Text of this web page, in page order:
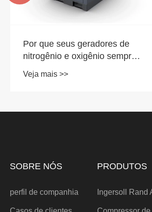
Por que seus geradores de
nitrogênio e oxigênio sempre
quebram quando você mais
precisa deles?
Veja mais >>
SOBRE NÓS
perfil de companhia
PRODUTOS
Ingersoll Rand